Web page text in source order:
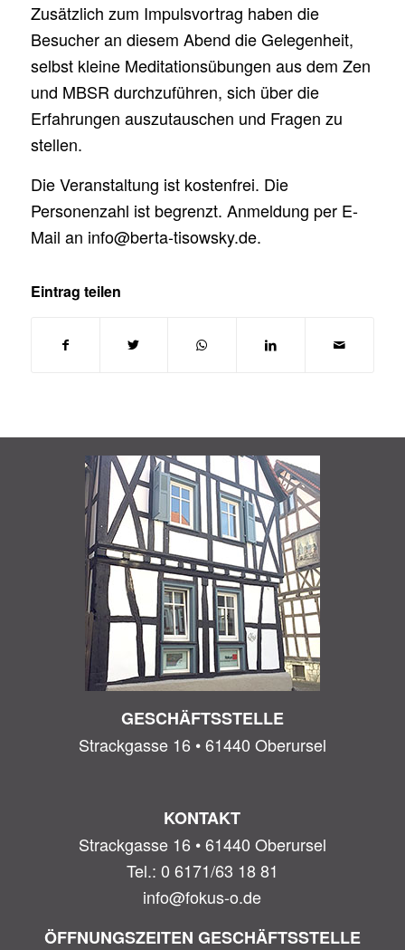
Zusätzlich zum Impulsvortrag haben die
Besucher an diesem Abend die Gelegenheit,
selbst kleine Meditationsübungen aus dem Zen
und MBSR durchzuführen, sich über die
Erfahrungen auszutauschen und Fragen zu
stellen.
Die Veranstaltung ist kostenfrei. Die
Personenzahl ist begrenzt. Anmeldung per E-
Mail an info@berta-tisowsky.de.
Eintrag teilen
GESCHÄFTSSTELLE
Strackgasse 16 • 61440 Oberursel
KONTAKT
Strackgasse 16 • 61440 Oberursel
Tel.: 0 6171/63 18 81
info@fokus-o.de
ÖFFNUNGSZEITEN GESCHÄFTSSTELLE